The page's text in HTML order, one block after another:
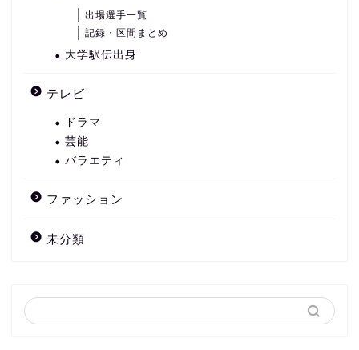
出場選手一覧
記録・区間まとめ
大学駅伝出身
テレビ
ドラマ
芸能
バラエティ
ファッション
未分類